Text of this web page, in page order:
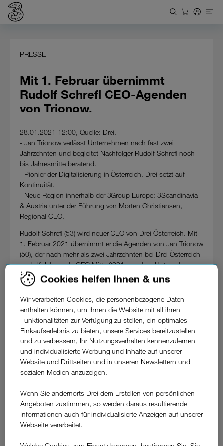
PRESSE
Mit 1. Februar übernimmt
Rudolf Schrefl CEO-Agenden
von Trionow.
28.01.2021 12:00, Quelle: Drei.
- Jan Trionow verlässt Unternehmen nach fast zwei
Jahrzehnten und begleitet Nachfolger Rudolf Schrefl noch
bis Jahresmitte beratend.
- Pionier der Digitalisierung in Österreich. Drei setzt auf
Kontinuität.
- Neue Region innerhalb der 3Group Europe: 3Scandinavia
& Austria unter der Führung von Morten Christiansen,
Regional CEO.
Rudolf Schrefl (53) wird neuer CEO von Drei Österreich. Mit
1. Februar 2021 übernimmt er die Agenden von Jan Trionow
(50), der nach mehr als zwei Jahrzehnten bei Drei Österreich
und elf Jahren als CEO Mitte 2021 aus dem Unternehmen
ausscheiden wird. Schrefl ist bereits seit 2002 in
unterschiedlichen Führungspositionen im Unternehmen
tätig und seit 2011 als Chief Commercial Officer (CCO) für
das Geschäfts- und Privatkundengeschäft von Drei
verantwortlich.
Die nunmehrige Übergabe wurde in den vergangenen
Wochen sorgfältig vorbereitet. Um einen optimalen
Übergangsprozess zu gewährleisten, wird Jan Trionow das
Unternehmen und seinen Nachfolger in den kommenden
Zeitpunkt der Übergabe meiner CEO-Verantwortung
sorgfältig gewählt. Das Team ist gut aufgestellt, um die
Erfolgsstory von Drei in Österreich weiterzuführen. Für mich
ist nun der geeignete Moment gekommen, mich einer
langjährigen Wegbegleiter und damit in beste Hände zu
Cookies helfen Ihnen & uns
Wir verarbeiten Cookies, die personenbezogene Daten
enthalten können, um Ihnen die Website mit all ihren
Funktionalitäten zur Verfügung zu stellen, ein optimales
Einkaufserlebnis zu bieten, unsere Services bereitzustellen
und zu verbessern, Ihr Nutzungsverhalten kennenzulernen
und individualisierte Werbung und Inhalte auf unserer
Website und Drittseiten und in unseren Newslettern und
sozialen Medien anzuzeigen.
Wenn Sie andernorts Drei dem Erstellen von persönlichen
Angeboten zustimmen, so werden daraus resultierende
Informationen auch für individualisierte Anzeigen auf unserer
Webseite verarbeitet.